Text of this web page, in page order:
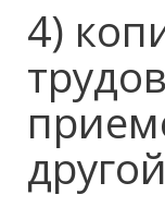
4)